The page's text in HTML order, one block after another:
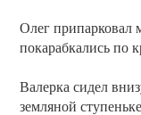
Олег припарковал
покарабкались по
Валерка сидел
земляной